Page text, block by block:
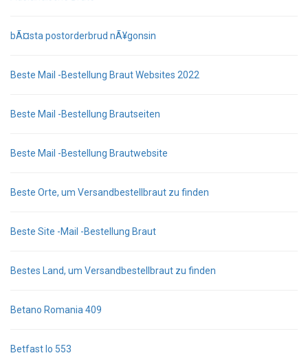
bÃ¤sta postorderbrud nÃ¥gonsin
Beste Mail -Bestellung Braut Websites 2022
Beste Mail -Bestellung Brautseiten
Beste Mail -Bestellung Brautwebsite
Beste Orte, um Versandbestellbraut zu finden
Beste Site -Mail -Bestellung Braut
Bestes Land, um Versandbestellbraut zu finden
Betano Romania 409
Betfast Io 553